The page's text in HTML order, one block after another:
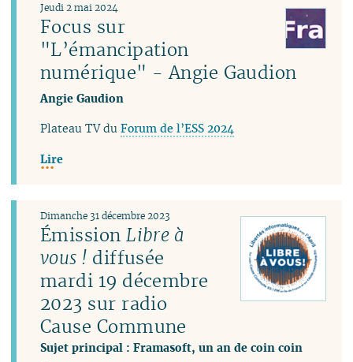
Focus sur
"L’émancipation
numérique" - Angie Gaudion
Jeudi 2 mai 2024
Angie Gaudion
Plateau TV duForum de l’ESS 2024
Lire
ÉmissionLibre à
vous ! diffusée
mardi 19 décembre
2023 sur radio
Cause Commune
Sujet principal : Framasoft, un an de coin coin
Dimanche 31 décembre 2023